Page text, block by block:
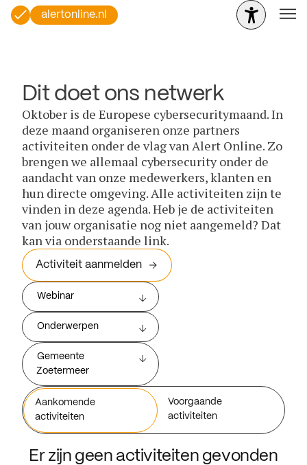
alertonline.nl
Dit doet ons netwerk
Oktober is de Europese cybersecuritymaand. In
deze maand organiseren onze partners
activiteiten onder de vlag van Alert Online. Zo
brengen we allemaal cybersecurity onder de
aandacht van onze medewerkers, klanten en
hun directe omgeving. Alle activiteiten zijn te
vinden in deze agenda. Heb je de activiteiten
van jouw organisatie nog niet aangemeld? Dat
kan via onderstaande link.
Activiteit aanmelden
Webinar
Onderwerpen
Gemeente
Zoetermeer
Aankomende
activiteiten
Voorgaande
activiteiten
Er zijn geen activiteiten gevonden